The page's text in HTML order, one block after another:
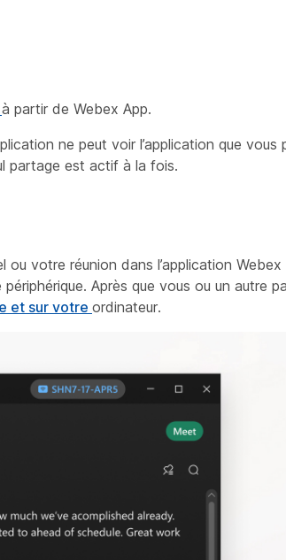
à partir de Webex App.
ne peut voir l’application que vous
partage est actif à la fois.
ou votre réunion dans l’application
Après que vous ou un autre
et sur votre ordinateur.